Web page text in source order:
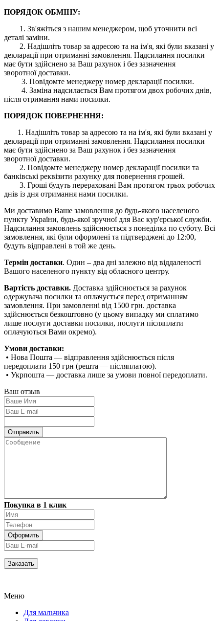
ПОРЯДОК ОБМІНУ:
1. Зв'яжіться з нашим менеджером, щоб уточнити всі
деталі заміни.
2. Надішліть товар за адресою та на ім'я, які були вказані у
декларації при отриманні замовлення. Надсилання посилки
має бути здійснено за Ваш рахунок і без зазначення
зворотної доставки.
3. Повідомте менеджеру номер декларації посилки.
4. Заміна надсилається Вам протягом двох робочих днів,
після отримання нами посилки.
ПОРЯДОК ПОВЕРНЕННЯ:
1. Надішліть товар за адресою та на ім'я, які були вказані у
декларації при отриманні замовлення. Надсилання посилки
має бути здійснено за Ваш рахунок і без зазначення
зворотної доставки.
2. Повідомте менеджеру номер декларації посилки та
банківські реквізити рахунку для повернення грошей.
3. Гроші будуть перераховані Вам протягом трьох робочих
днів із дня отримання нами посилки.
Ми доставимо Ваше замовлення до будь-якого населеного
пункту України, будь-якої зручної для Вас кур'єрської служби.
Надсилання замовлень здійснюється з понеділка по суботу. Всі
замовлення, які були оформлені та підтверджені до 12:00,
будуть відправлені в той же день.
Термін доставки. Один – два дні залежно від віддаленості
Вашого населеного пункту від обласного центру.
Вартість доставки. Доставка здійснюється за рахунок
одержувача посилки та оплачується перед отриманням
замовлення. При замовленні від 1500 грн. доставка
здійснюється безкоштовно (у цьому випадку ми сплатимо
лише послуги доставки посилки, послуги післяплати
оплачуються Вами окремо).
Умови доставки:
• Нова Пошта — відправлення здійснюється після
передоплати 150 грн (решта — післяплатою).
• Укрпошта — доставка лише за умови повної передоплати.
Ваш отзыв
Покупка в 1 клик
Меню
Для мальчика